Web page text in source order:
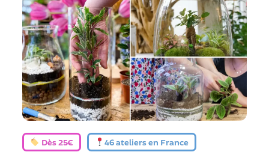
Dès 25€ 46 ateliers en France